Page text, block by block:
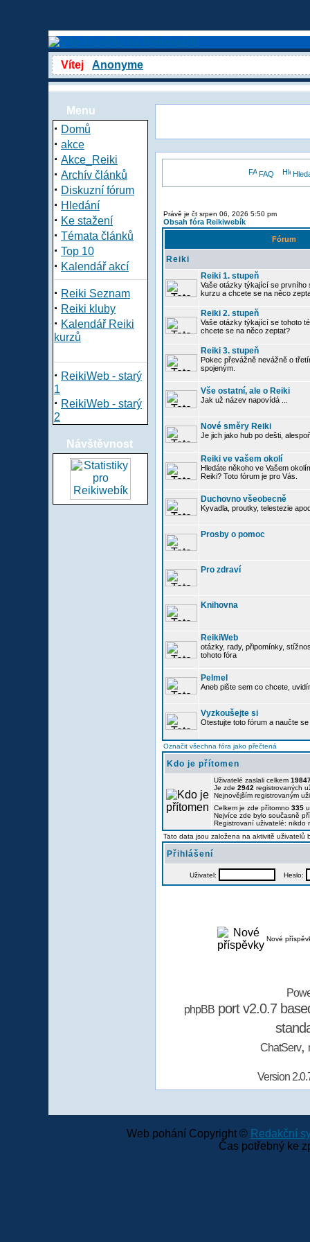
Vítej Anonyme
Menu
· Domů
· akce
· Akce_Reiki
· Archív článků
· Diskuzní fórum
· Hledání
· Ke stažení
· Témata článků
· Top 10
· Kalendář akcí
· Reiki Seznam
· Reiki kluby
· Kalendář Reiki
kurzů
· ReikiWeb - starý
1
· ReikiWeb - starý
2
Návštěvnost
FAQ
Právě je čt srpen 06, 2026 5:50 pm
Obsah fóra Reikiwebík
Fórum
Reiki
Reiki 1. stupeň
Vaše otázky týkající se prvního
kurzu a chcete se na něco
Reiki 2. stupeň
Vaše otázky týkající se tohoto
chcete se na něco zeptat?
Reiki 3. stupeň
Pokec převážně nevážně o
spojeným.
Vše ostatní, ale o Reiki
Jak už název napovídá ...
Nové směry Reiki
Je jich jako hub po dešti,
Reiki ve vašem okolí
Hledáte někoho ve Vašem
Reiki? Toto fórum je pro Vás.
Duchovno všeobecně
Kyvadla, proutky, telestezie
Prosby o pomoc
Pro zdraví
Knihovna
ReikiWeb
otázky, rady, připomínky,
tohoto fóra
Pelmel
Aneb pište sem co chcete,
Vyzkoušejte si
Otestujte toto fórum a naučte
Označit všechna fóra jako přečtená
Kdo je přítomen
Uživatelé zaslali celkem
Je zde 2942 registrovaných
Nejnovějším registrovaným
Celkem je zde přítomno 335
Nejvíce zde bylo současně
Registrovaní uživatelé: nikdo
Tato data jsou založena na aktivitě uživatelů
Přihlášení
Uživatel: Heslo:
Nové
phpBBport v2.0.7
ChatServ,
Version
Web pohání Copyright © Redakční
Čas potřebný ke